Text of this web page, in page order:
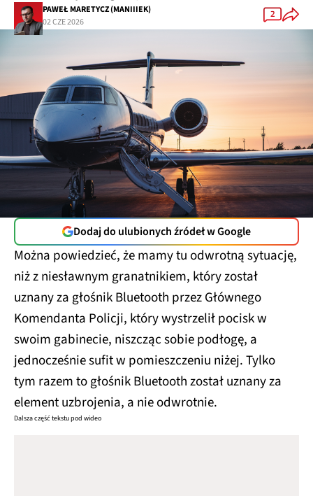
PAWEŁ MARETYCZ (MANIIIEK)
02 CZE 2026
2
Dodaj do ulubionych źródeł w Google
Można powiedzieć, że mamy tu odwrotną sytuację,
niż z niesławnym granatnikiem, który został
uznany za głośnik Bluetooth przez Głównego
Komendanta Policji, który wystrzelił pocisk w
swoim gabinecie, niszcząc sobie podłogę, a
jednocześnie sufit w pomieszczeniu niżej. Tylko
tym razem to głośnik Bluetooth został uznany za
element uzbrojenia, a nie odwrotnie.
Dalsza część tekstu pod wideo